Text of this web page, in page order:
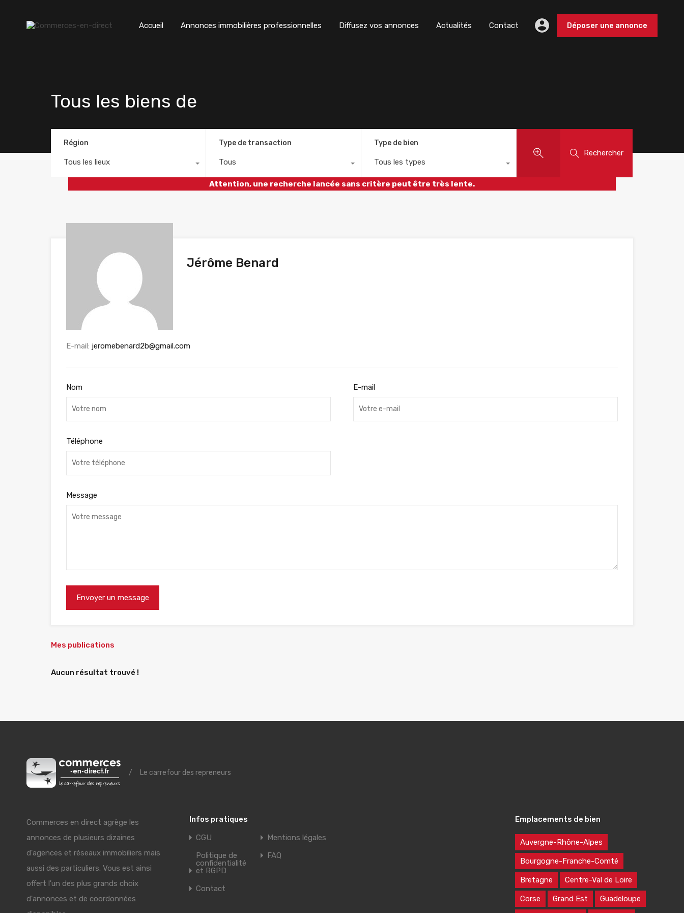
Accueil Annonces immobilières professionnelles Diffusez vos annonces Actualités Contact Déposer une annonce
Tous les biens de
Région
Tous les lieux
Type de transaction
Tous
Type de bien
Tous les types
Rechercher
Attention, une recherche lancée sans critère peut être très lente.
Jérôme Benard
E-mail: jeromebenard2b@gmail.com
Nom E-mail
Téléphone
Message
Mes publications
Aucun résultat trouvé !
/ Le carrefour des repreneurs
Commerces en direct agrège les
annonces de plusieurs dizaines
d'agences et réseaux immobiliers mais
aussi des particuliers. Vous est ainsi
offert l'un des plus grands choix
d'annonces et de coordonnées
Infos pratiques
CGU
Mentions légales
Politique de
confidentialité
et RGPD
FAQ
Contact
Emplacements de bien
Auvergne-Rhône-Alpes
Bourgogne-Franche-Comté
Bretagne Centre-Val de Loire
Corse Grand Est Guadeloupe